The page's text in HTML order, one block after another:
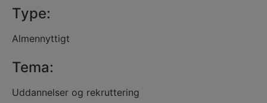
Type:
Almennyttigt
Tema:
Uddannelser og rekruttering